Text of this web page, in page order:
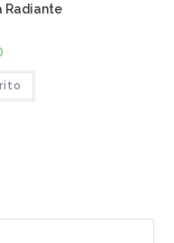
Radiante